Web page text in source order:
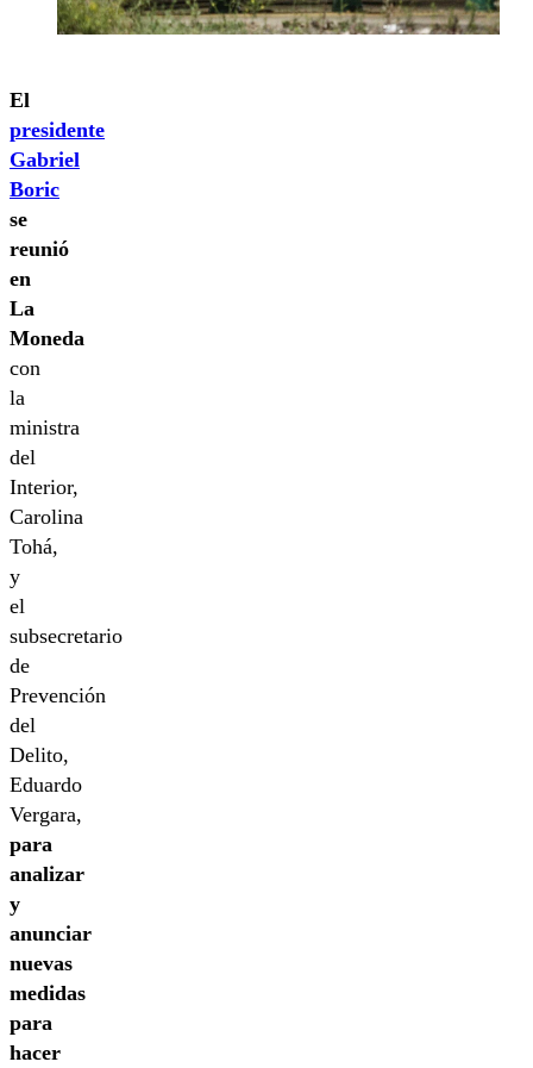
El
presidente
Gabriel
Boric
se
reunió
en
La
Moneda
con
la
ministra
del
Interior,
Carolina
Tohá,
y
el
subsecretario
de
Prevención
del
Delito,
Eduardo
Vergara,
para
analizar
y
anunciar
nuevas
medidas
para
hacer